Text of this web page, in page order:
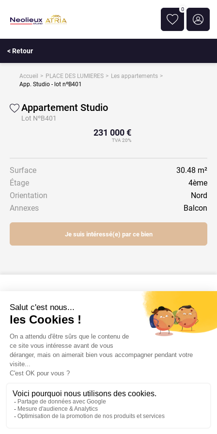
0
< Retour
Accueil PLACE DES LUMIERES
Les appartements
App. Studio - lot nºB401
Appartement Studio
Lot NºB401
231 000 €
TVA 20%
Surface
30.48 m²
Étage
4ème
Orientation
Nord
Annexes
Balcon
Je suis intéressé(e) par ce bien
Contactez-nous
Powered by Elixir